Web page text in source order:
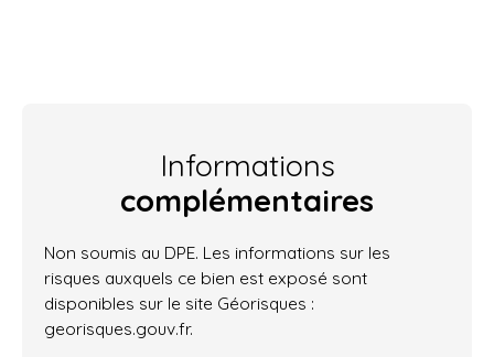
Informations
complémentaires
Non soumis au DPE. Les informations sur les
risques auxquels ce bien est exposé sont
disponibles sur le site Géorisques :
georisques.gouv.fr.